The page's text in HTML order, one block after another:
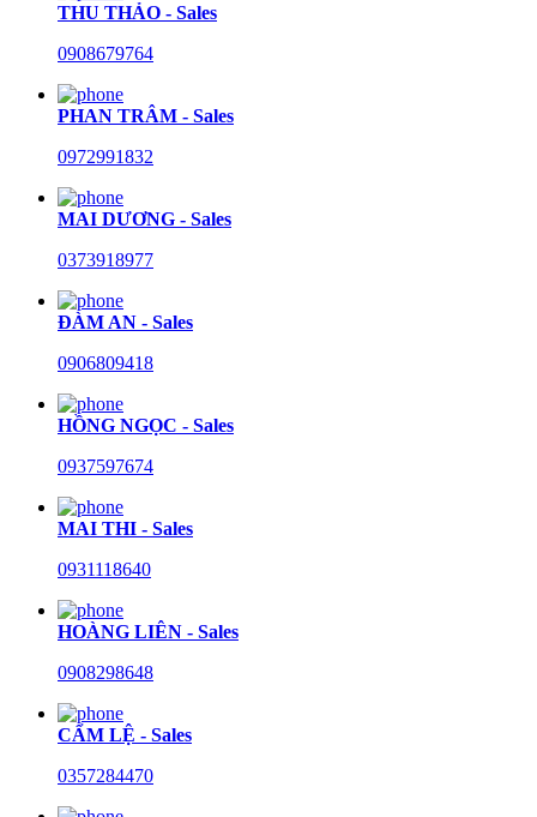
THU THẢO - Sales
0908679764
PHAN TRÂM - Sales
0972991832
MAI DƯƠNG - Sales
0373918977
ĐÀM AN - Sales
0906809418
HỒNG NGỌC - Sales
0937597674
MAI THI - Sales
0931118640
HOÀNG LIÊN - Sales
0908298648
CẨM LỆ - Sales
0357284470